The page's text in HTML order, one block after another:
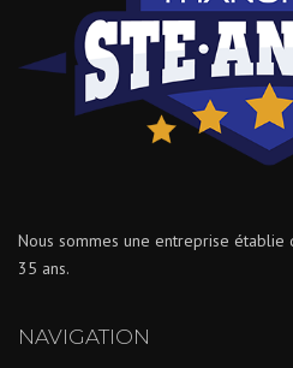
Nous sommes une entreprise
35 ans.
NAVIGATION